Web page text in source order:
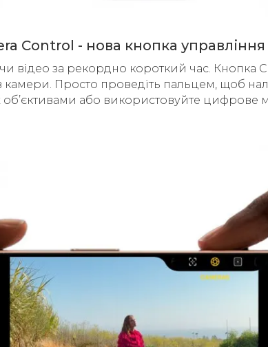
Control - нова кнопка
відео за рекордно короткий час. Кнопка
Просто проведіть пальцем, щоб
об’єктивами або використовуйте